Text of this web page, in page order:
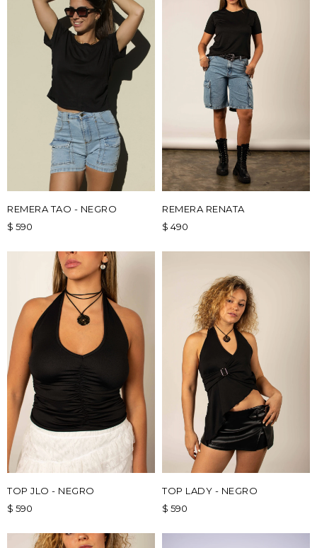
REMERA TAO - NEGRO
$ 590
REMERA RENATA
$ 490
TOP JLO - NEGRO
$ 590
TOP LADY - NEGRO
$ 590